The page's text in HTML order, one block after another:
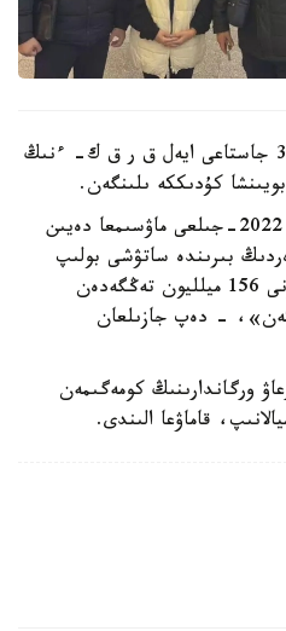
حالىقارالىق ىزدەۋدە جۇرگەن 33 جاستاعى ايەل ق ر ق ك- ءنىڭ
«2021-جىلعى جەلتوقساننان 2022-جىلعى ماۋسىمعا دەيىن
بىرىندە ساتۋشى بولىپ
جۇمىس ىستەگەن ول جالپى قۇنى 156 ميلليون تەڭگەدەن
- دەپ جازىلعان
ورگاندارىنىڭ كومەگىمەن
قاماۋعا الىندى.